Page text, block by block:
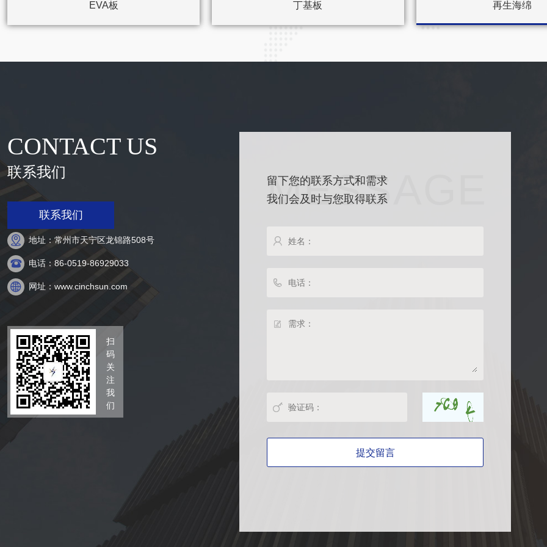
EVA板 丁基板 再生海绵
CONTACT US
联系我们
联系我们
 地址：常州市天宁区龙锦路508号
 电话：86-0519-86929033
 网址：www.cinchsun.com
扫
码
关
注
我
们
MESSAGE
留下您的联系方式和需求
我们会及时与您取得联系




提交留言